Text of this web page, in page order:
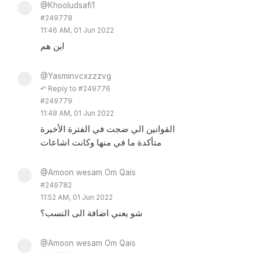
@Khooludsafi1
#249778
11:46 AM, 01 Jun 2022
اين هم
@Yasminvcxzzzvg
↶ Reply to #249776
#249779
11:48 AM, 01 Jun 2022
القوانين الي ضجت في الفترة الأخيرة
متأكدة ما في منها وكانت اشاعات
@Amoon wesam Om Qais
#249782
11:52 AM, 01 Jun 2022
شو يعني اضافة الى النسب؟
@Amoon wesam Om Qais